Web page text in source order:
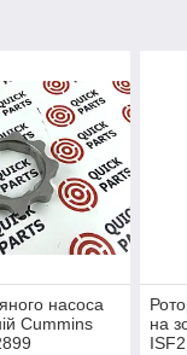
насоса
Cummins
на